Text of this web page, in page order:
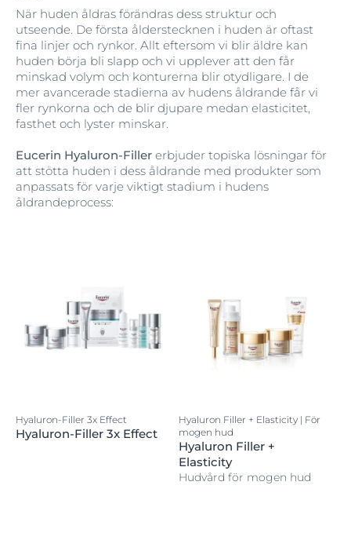
När huden åldras förändras dess struktur och
utseende. De första ålderstecknen i huden är oftast
fina linjer och rynkor. Allt eftersom vi blir äldre kan
huden börja bli slapp och vi upplever att den får
minskad volym och konturerna blir otydligare. I de
mer avancerade stadierna av hudens åldrande får vi
fler rynkorna och de blir djupare medan elasticitet,
fasthet och lyster minskar.
Eucerin Hyaluron-Filler erbjuder topiska lösningar för
att stötta huden i dess åldrande med produkter som
anpassats för varje viktigt stadium i hudens
åldrandeprocess:
Hyaluron-Filler 3x Effect
Hyaluron-Filler 3x Effect
Hyaluron Filler + Elasticity | För
mogen hud
Hyaluron Filler +
Elasticity
Hudvård för mogen hud